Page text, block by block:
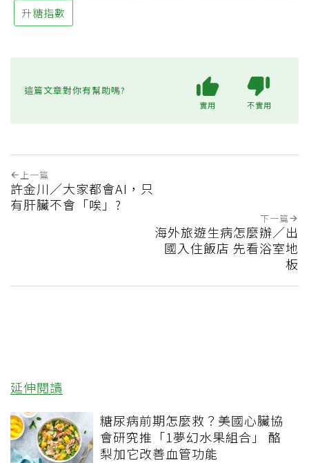
升糖指數
這篇文章對你有幫助嗎?
實用 不實用
上一篇
許金川／大家都會AI，只
有肝臟不會「唉」?
下一篇
海外旅遊生病怎麼辦／出
國入住飯店 先看浴室地
板
延伸閱讀
糖尿病前期怎麼救？美國心臟協
會研究推「1夢幻水果組合」 酪
梨加它改善血管功能